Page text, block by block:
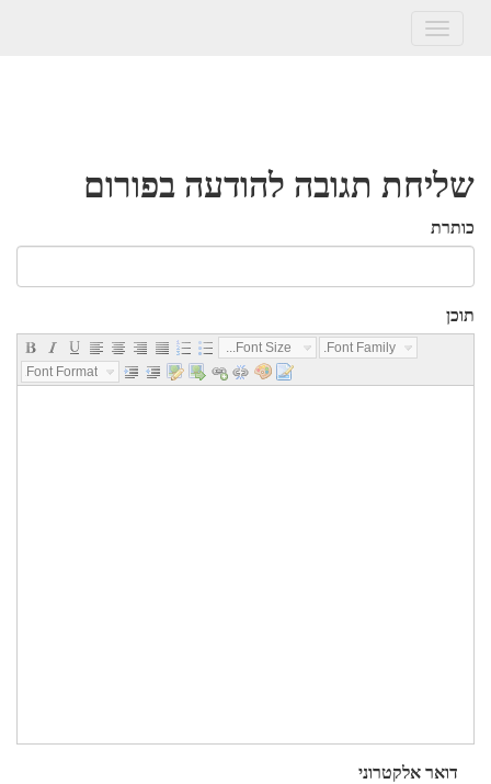
Toggle
שליחת תגובה להודעה בפורום
כותרת
תוכן
Font Size...
Font Family...
Font Format...
דואר אלקטרוני